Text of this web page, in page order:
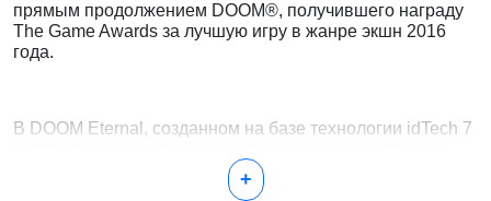
прямым продолжением DOOM®, получившего награду
The Game Awards за лучшую игру в жанре экшн 2016
года.
В DOOM Eternal, созданном на базе технологии idTech 7
написанным Миком Гордоном, вы управляете
неудержимым Палачом Рока, уничтожая новых и
+